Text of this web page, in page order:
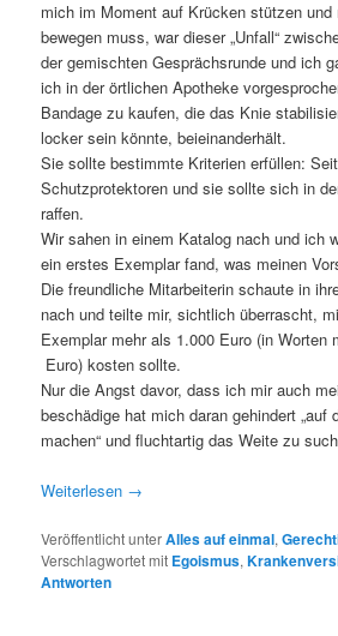
mich im Moment auf Krücken stützen
bewegen muss, war dieser „Unfall“
der gemischten Gesprächsrunde und ich
ich in der örtlichen Apotheke
Bandage zu kaufen, die das Knie
locker sein könnte, beieinanderhält.
Sie sollte bestimmte Kriterien erfüllen:
Schutzprotektoren und sie sollte sich in
raffen.
Wir sahen in einem Katalog nach und ich
ein erstes Exemplar fand, was meinen
Die freundliche Mitarbeiterin schaute in
nach und teilte mir, sichtlich überrascht,
Exemplar mehr als 1.000 Euro (in Worten
Euro) kosten sollte.
Nur die Angst davor, dass ich mir auch
beschädige hat mich daran gehindert
machen“ und fluchtartig das Weite zu
Weiterlesen →
Veröffentlicht unterAlles auf einmal,
Verschlagwortet mit Egoismus,
Antworten